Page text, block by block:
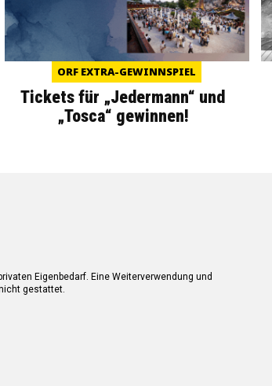
ORF EXTRA-GEWINNSPIEL
Tickets für „Jedermann“ und
„Tosca“ gewinnen!
Eigenbedarf. Eine Weiterverwendung und
gestattet.